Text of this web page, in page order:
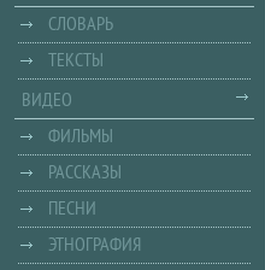
СЛОВАРЬ
ТЕКСТЫ
ВИДЕО
ФИЛЬМЫ
РАССКАЗЫ
ПЕСНИ
ЭТНОГРАФИЯ